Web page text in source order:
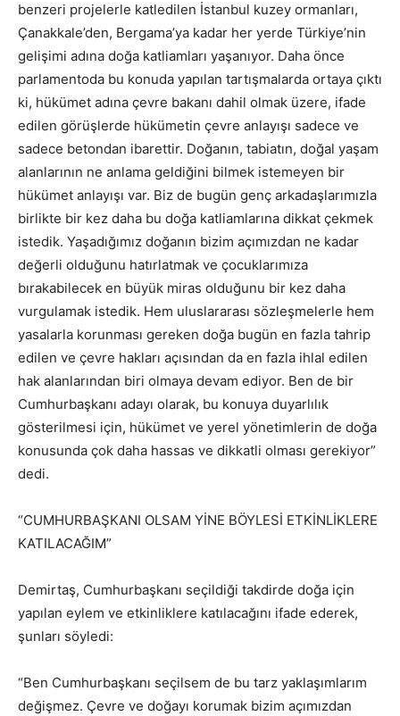
benzeri projelerle katledilen İstanbul kuzey ormanları,
Çanakkale’den, Bergama’ya kadar her yerde Türkiye’nin
gelişimi adına doğa katliamları yaşanıyor. Daha önce
parlamentoda bu konuda yapılan tartışmalarda ortaya çıktı
ki, hükümet adına çevre bakanı dahil olmak üzere, ifade
edilen görüşlerde hükümetin çevre anlayışı sadece ve
sadece betondan ibarettir. Doğanın, tabiatın, doğal yaşam
alanlarının ne anlama geldiğini bilmek istemeyen bir
hükümet anlayışı var. Biz de bugün genç arkadaşlarımızla
birlikte bir kez daha bu doğa katliamlarına dikkat çekmek
istedik. Yaşadığımız doğanın bizim açımızdan ne kadar
değerli olduğunu hatırlatmak ve çocuklarımıza
bırakabilecek en büyük miras olduğunu bir kez daha
vurgulamak istedik. Hem uluslararası sözleşmelerle hem
yasalarla korunması gereken doğa bugün en fazla tahrip
edilen ve çevre hakları açısından da en fazla ihlal edilen
hak alanlarından biri olmaya devam ediyor. Ben de bir
Cumhurbaşkanı adayı olarak, bu konuya duyarlılık
gösterilmesi için, hükümet ve yerel yönetimlerin de doğa
konusunda çok daha hassas ve dikkatli olması gerekiyor”
dedi.
“CUMHURBAŞKANI OLSAM YİNE BÖYLESİ ETKİNLİKLERE
KATILACAĞIM”
Demirtaş, Cumhurbaşkanı seçildiği takdirde doğa için
yapılan eylem ve etkinliklere katılacağını ifade ederek,
şunları söyledi:
“Ben Cumhurbaşkanı seçilsem de bu tarz yaklaşımlarım
değişmez. Çevre ve doğayı korumak bizim açımızdan